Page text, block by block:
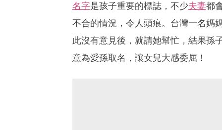
名字是孩子重要的標誌，不少夫妻都
不合的情況，令人頭痕。台灣一名媽
此沒有意見後，就請她幫忙，結果孫
意為愛孫取名，讓女兒大感委屈！